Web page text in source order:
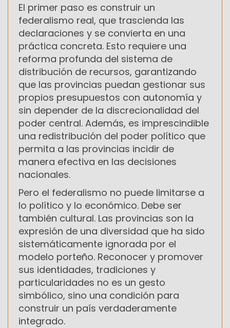
El primer paso es construir un
federalismo real, que trascienda las
declaraciones y se convierta en una
práctica concreta. Esto requiere una
reforma profunda del sistema de
distribución de recursos, garantizando
que las provincias puedan gestionar sus
propios presupuestos con autonomía y
sin depender de la discrecionalidad del
poder central. Además, es imprescindible
una redistribución del poder político que
permita a las provincias incidir de
manera efectiva en las decisiones
nacionales.
Pero el federalismo no puede limitarse a
lo político y lo económico. Debe ser
también cultural. Las provincias son la
expresión de una diversidad que ha sido
sistemáticamente ignorada por el
modelo porteño. Reconocer y promover
sus identidades, tradiciones y
particularidades no es un gesto
simbólico, sino una condición para
construir un país verdaderamente
integrado.